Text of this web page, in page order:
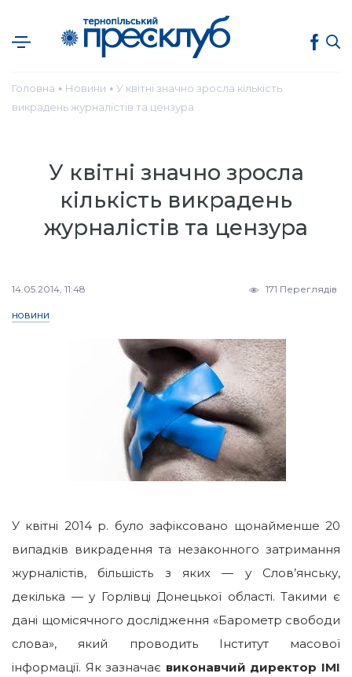
Головна ● Новини ● У квітні значно зросла кількість
викрадень журналістів та цензура
У квітні значно зросла
кількість викрадень
журналістів та цензура
14.05.2014, 11:48 171 Переглядів
НОВИНИ
У квітні 2014 р. було зафіксовано щонайменше 20
випадків викрадення та незаконного затримання
журналістів, більшість з яких — у Слов’янську,
декілька — у Горлівці Донецької області. Такими є
дані щомісячного дослідження «Барометр свободи
слова», який проводить Інститут масової
інформації. Як зазначає виконавчий директор ІМІ